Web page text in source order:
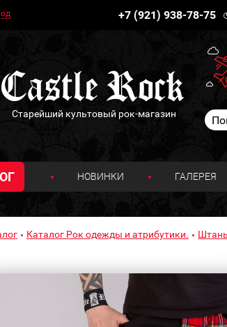
+7 (921) 938-78-75
Старейший культовый рок-магазин
НОВИНКИ ГАЛЕРЕЯ
Каталог Рок одежды и атрибутики.